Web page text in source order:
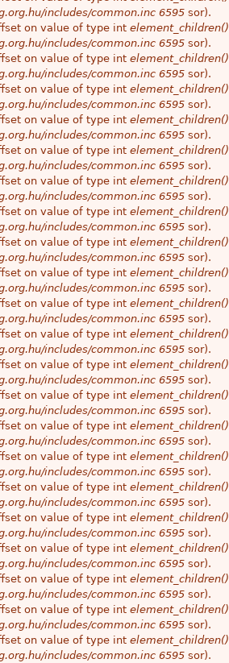
includes/common.inc 6595 sor).
on value of type int element_children()
includes/common.inc 6595 sor).
on value of type int element_children()
includes/common.inc 6595 sor).
on value of type int element_children()
includes/common.inc 6595 sor).
on value of type int element_children()
includes/common.inc 6595 sor).
on value of type int element_children()
includes/common.inc 6595 sor).
on value of type int element_children()
includes/common.inc 6595 sor).
on value of type int element_children()
includes/common.inc 6595 sor).
on value of type int element_children()
includes/common.inc 6595 sor).
on value of type int element_children()
includes/common.inc 6595 sor).
on value of type int element_children()
includes/common.inc 6595 sor).
on value of type int element_children()
includes/common.inc 6595 sor).
on value of type int element_children()
includes/common.inc 6595 sor).
on value of type int element_children()
includes/common.inc 6595 sor).
on value of type int element_children()
includes/common.inc 6595 sor).
on value of type int element_children()
includes/common.inc 6595 sor).
on value of type int element_children()
includes/common.inc 6595 sor).
on value of type int element_children()
includes/common.inc 6595 sor).
on value of type int element_children()
includes/common.inc 6595 sor).
on value of type int element_children()
includes/common.inc 6595 sor).
on value of type int element_children()
includes/common.inc 6595 sor).
on value of type int element_children()
includes/common.inc 6595 sor).